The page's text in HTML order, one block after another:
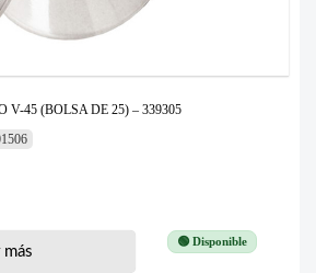
V-45 (BOLSA DE 25) – 339305
🟢 Disponible
más